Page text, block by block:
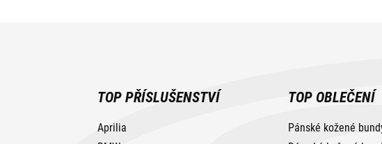
TOP PŘÍSLUŠENSTVÍ
Aprilia
TOP OBLEČENÍ
Pánské kožené